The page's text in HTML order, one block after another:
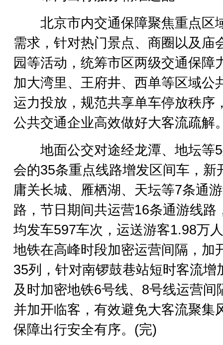
北京市内交通保障聚焦重点区
需求，针对热门景点、商圈以及庙
园等活动，统筹市区两级交通保障
加大湾里、王府井、西单等区域公
运力投放，规范共享单车停放秩序
公共交通企业高效做好大客流疏解
地面公交对途经龙潭、地坛等
会的35条重点线路增发区间车，新
庸关长城、雁栖湖、天坛等7条通
路，节日期间共运营16条通游线路
均发车597车次，运送游客1.98万
地铁在高峰时段加密运营间隔，加
35列，针对南锣鼓巷站短时客流增
及时加密地铁6号线、8号线运营间
并加开临客，有效避免大客流聚集
保障出行安全有序。(完)